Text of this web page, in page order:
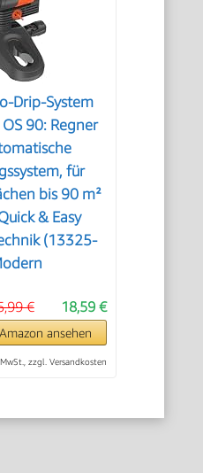
Drip-System
90: Regner
für
bis 90 m²
& Easy
(13325-
18,59 €
€
ansehen
zzgl. Versandkosten